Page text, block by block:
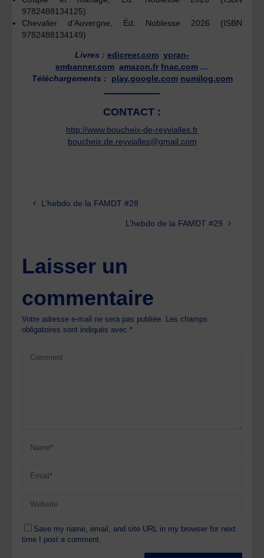
9782488134125)
Chevalier d’Auvergne, Éd. Noblesse 2026 (ISBN
9782488134149)
Livres : edicreer.com yoran-
embanner.com amazon.fr fnac.com …
Téléchargements : play.google.com numilog.com
CONTACT :
http://www.boucheix-de-reyvialles.fr
boucheix.de.reyvialles@gmail.com
L’hebdo de la FAMDT #28
L’hebdo de la FAMDT #29
Laisser un
commentaire
Votre adresse e-mail ne sera pas publiée. Les champs
obligatoires sont indiqués avec*
Save my name, email, and site URL in my browser for next
time I post a comment.